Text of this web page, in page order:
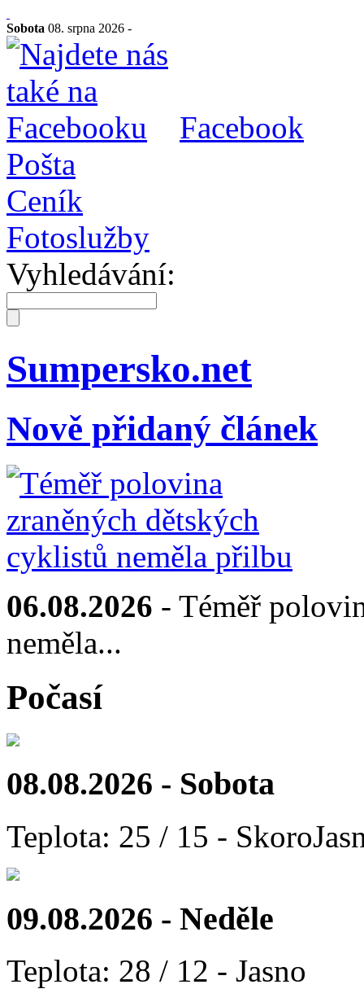
Sobota 08. srpna 2026 -
Facebook
Pošta
Ceník
Fotoslužby
Vyhledávání:
Sumpersko.net
Nově přidaný článek
06.08.2026 - Téměř
neměla...
Počasí
08.08.2026 - Sobota
Teplota: 25 / 15 -
09.08.2026 - Neděle
Teplota: 28 / 12 - Jasno